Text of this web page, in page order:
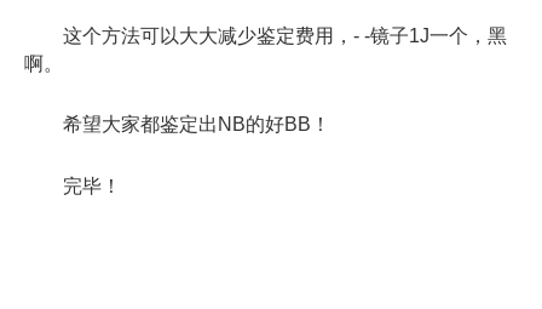
这个方法可以大大减少鉴定费用，- -镜子1J一个，黑
啊。
希望大家都鉴定出NB的好BB！
完毕！